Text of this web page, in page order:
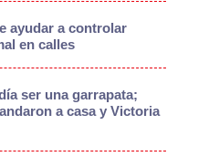
ayudar a controlar
en calles
ser una garrapata;
a casa y Victoria